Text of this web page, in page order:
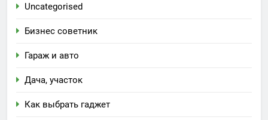
Uncategorised
Бизнес советник
Гараж и авто
Дача, участок
Как выбрать гаджет